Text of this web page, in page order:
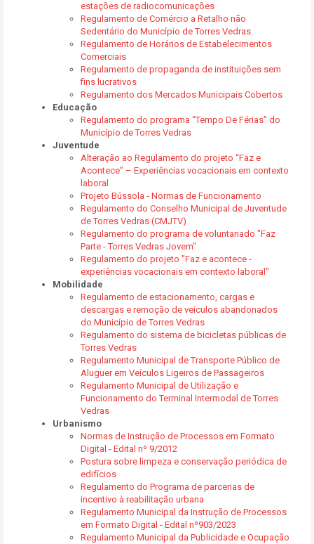
estações de radiocomunicações
Regulamento de Comércio a Retalho não
Sedentário do Município de Torres Vedras
Regulamento de Horários de Estabelecimentos
Comerciais
Regulamento de propaganda de instituições sem
fins lucrativos
Regulamento dos Mercados Municipais Cobertos
Educação
Regulamento do programa “Tempo De Férias” do
Município de Torres Vedras
Juventude
Alteração ao Regulamento do projeto “Faz e
Acontece” – Experiências vocacionais em contexto
laboral
Projeto Bússola - Normas de Funcionamento
Regulamento do Conselho Municipal de Juventude
de Torres Vedras (CMJTV)
Regulamento do programa de voluntariado "Faz
Parte - Torres Vedras Jovem"
Regulamento do projeto "Faz e acontece -
experiências vocacionais em contexto laboral"
Mobilidade
Regulamento de estacionamento, cargas e
descargas e remoção de veículos abandonados
do Município de Torres Vedras
Regulamento do sistema de bicicletas públicas de
Torres Vedras
Regulamento Municipal de Transporte Público de
Aluguer em Veículos Ligeiros de Passageiros
Regulamento Municipal de Utilização e
Funcionamento do Terminal Intermodal de Torres
Vedras
Urbanismo
Normas de Instrução de Processos em Formato
Digital - Edital nº 9/2012
Postura sobre limpeza e conservação periódica de
edifícios
Regulamento do Programa de parcerias de
incentivo à reabilitação urbana
Regulamento Municipal da Instrução de Processos
em Formato Digital - Edital nº903/2023
Regulamento Municipal da Publicidade e Ocupação